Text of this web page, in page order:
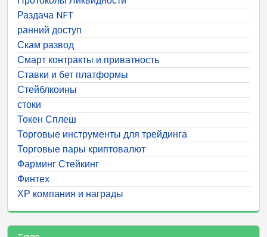
Раздача NFT
ранний доступ
Скам развод
Смарт контракты и приватность
Ставки и бет платформы
Стейблкоины
стоки
Токен Сплеш
Торговые инструменты для трейдинга
Торговые пары криптовалют
Фарминг Стейкинг
Финтех
ХР компания и награды